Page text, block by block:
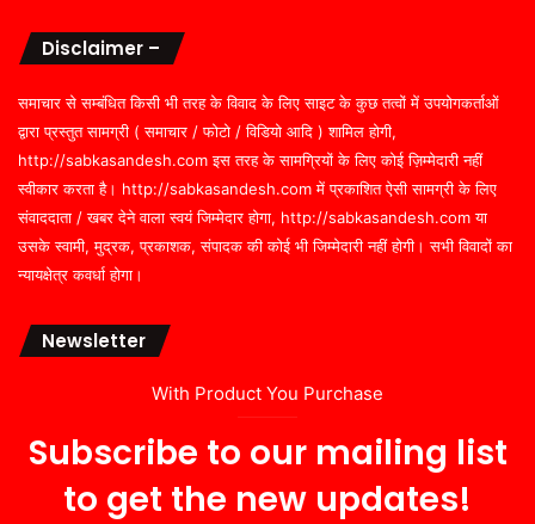
Disclaimer –
समाचार से सम्बंधित किसी भी तरह के विवाद के लिए साइट के कुछ तत्वों में उपयोगकर्ताओं
द्वारा प्रस्तुत सामग्री ( समाचार / फोटो / विडियो आदि ) शामिल होगी,
http://sabkasandesh.com इस तरह के सामग्रियों के लिए कोई ज़िम्मेदारी नहीं
स्वीकार करता है। http://sabkasandesh.com में प्रकाशित ऐसी सामग्री के लिए
संवाददाता / खबर देने वाला स्वयं जिम्मेदार होगा, http://sabkasandesh.com या
उसके स्वामी, मुद्रक, प्रकाशक, संपादक की कोई भी जिम्मेदारी नहीं होगी। सभी विवादों का
न्यायक्षेत्र कवर्धा होगा।
Newsletter
With Product You Purchase
Subscribe to our mailing list
to get the new updates!